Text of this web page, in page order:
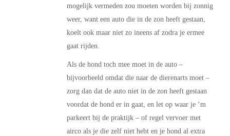
mogelijk vermeden zou moeten worden bij zonnig
weer, want een auto die in de zon heeft gestaan,
koelt ook maar niet zo ineens af zodra je ermee
gaat rijden.
Als de hond toch mee moet in de auto –
bijvoorbeeld omdat die naar de dierenarts moet –
zorg dan dat de auto niet in de zon heeft gestaan
voordat de hond er in gaat, en let op waar je ‘m
parkeert bij de praktijk – of regel vervoer met
airco als je die zelf niet hebt en je hond al extra